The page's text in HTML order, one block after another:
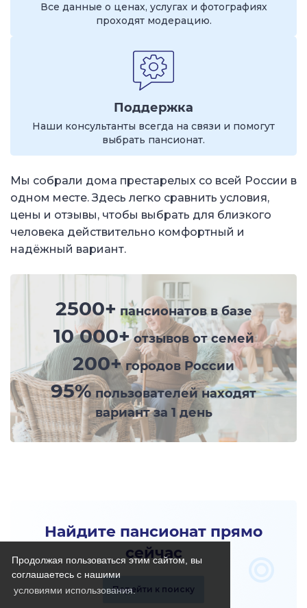
Продолжая пользоваться этим сайтом, вы
соглашаетесь с нашими
условиями использования.
Все данные о ценах, услугах и фотографиях
проходят модерацию.
Поддержка
Наши консультанты всегда на связи и помогут
выбрать пансионат.
Мы собрали дома престарелых со всей России в
одном месте. Здесь легко сравнить условия,
цены и отзывы, чтобы выбрать для близкого
человека действительно комфортный и
надёжный вариант.
2500+ пансионатов в базе
10 000+отзывов от семей
200+городов России
95%пользователей находят
вариант за 1 день
Найдите пансионат прямо
сейчас
Перейти к поиску